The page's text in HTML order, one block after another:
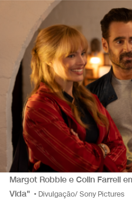
Margot Robbie e Colin Farrell
Vida" • Divulgação/ Sony Pictures